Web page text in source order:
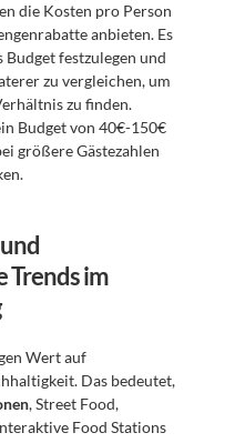
die Kosten pro Person
anbieten. Es
festzulegen und
zu vergleichen, um
Budget von 40€-150€
größere Gästezahlen
Trends im
Wert auf
Das bedeutet,
, Street Food,
Food Stations